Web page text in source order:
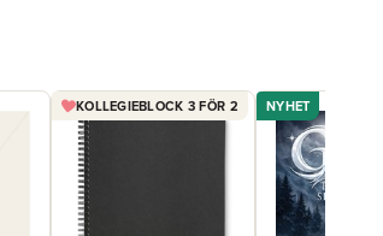
KOLLEGIEBLOCK 3 FÖR 2 NYHET